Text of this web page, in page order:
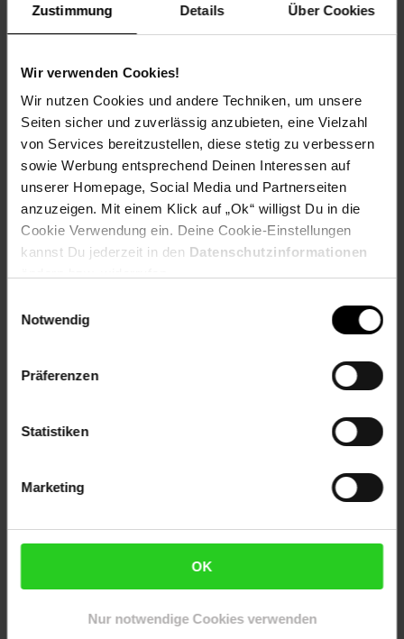
Zustimmung Details Über Cookies
Wir verwenden Cookies!
Wir nutzen Cookies und andere Techniken, um unsere
Seiten sicher und zuverlässig anzubieten, eine Vielzahl
von Services bereitzustellen, diese stetig zu verbessern
sowie Werbung entsprechend Deinen Interessen auf
unserer Homepage, Social Media und Partnerseiten
anzuzeigen. Mit einem Klick auf „Ok“ willigst Du in die
Cookie Verwendung ein. Deine Cookie-Einstellungen
kannst Du jederzeit in den Datenschutzinformationen
Notwendig
Präferenzen
Statistiken
Marketing
OK
Nur notwendige Cookies verwenden
Die Master Jerky 600 ist die richtige Wahl für kleine
Kilogramm lässt sich damit stemmen – ohne gewerblichen
Trocknungstunnel.
Setz auf Technik, die mithalten kann: DieKlarstein Master
Jerky 600
mit
, Edelstahlkonstruktion und
vollautomatischem Dörrprozess – für alle, die mehr als
Gelegenheitstrocknen brauchen.
Lieferumfang:
40 x Einschübe
mehrsprachige Bedienungsanleitung
Maße: ca. 46,5 x 161,6 x 57 cm (BxHxT)
Maße einer Ablage: ca. 40 x 38 cm (BxT)
Kabellänge: 1,2 m